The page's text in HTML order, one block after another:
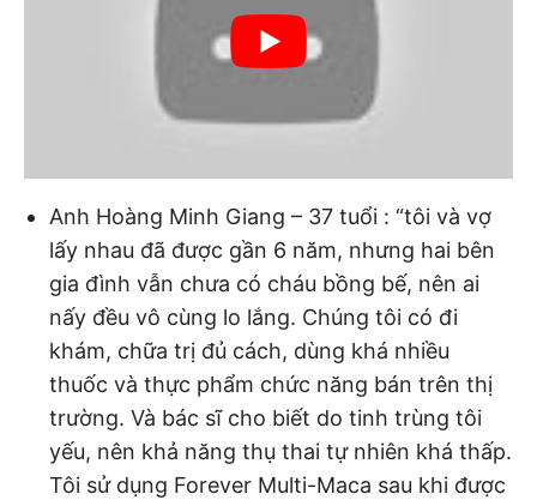
Anh Hoàng Minh Giang – 37 tuổi : “tôi và vợ
lấy nhau đã được gần 6 năm, nhưng hai bên
gia đình vẫn chưa có cháu bồng bế, nên ai
nấy đều vô cùng lo lắng. Chúng tôi có đi
khám, chữa trị đủ cách, dùng khá nhiều
thuốc và thực phẩm chức năng bán trên thị
trường. Và bác sĩ cho biết do tinh trùng tôi
yếu, nên khả năng thụ thai tự nhiên khá thấp.
Tôi sử dụng Forever Multi-Maca sau khi được